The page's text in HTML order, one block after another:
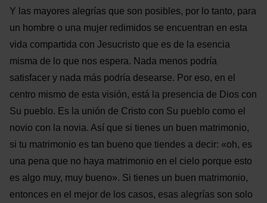
Y las mayores alegrías que son posibles, por lo tanto, para
un hombre o una mujer redimidos se encuentran en esta
vida compartida con Jesucristo que es de la esencia
misma de lo que nos espera. Nada menos podría
satisfacer y nada más podría desearse. Por eso, en el
centro mismo de esta visión, está la presencia de Dios con
Su pueblo. Es la unión de Cristo con Su pueblo como el
novio con la novia. Así que si tienes un buen matrimonio,
si tu matrimonio es tan bueno que tiendes a decir: «oh, es
una pena que no haya matrimonio en el cielo porque esto
es algo muy, muy bueno». Si tienes un buen matrimonio,
entonces en el mejor de los casos, esas alegrías son solo